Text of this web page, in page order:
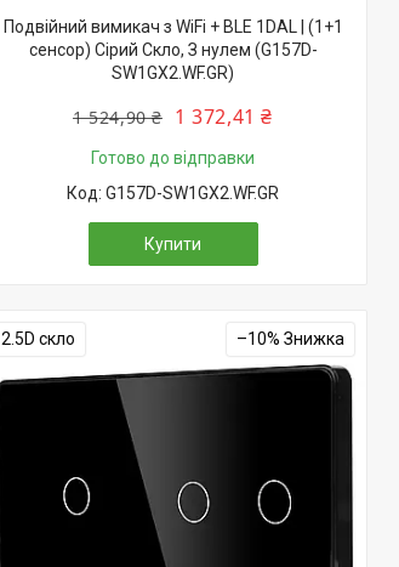
Подвійний вимикач з WiFi + BLE 1DAL | (1+1
сенсор) Сірий Скло, З нулем (G157D-
SW1GX2.WF.GR)
1 524,90 ₴ 1 372,41 ₴
Готово до відправки
G157D-SW1GX2.WF.GR
Купити
2.5D скло –10%